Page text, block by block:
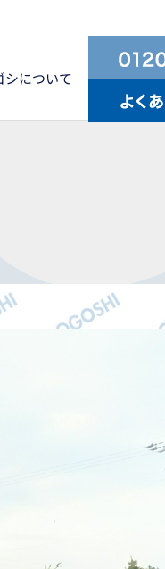
シについて